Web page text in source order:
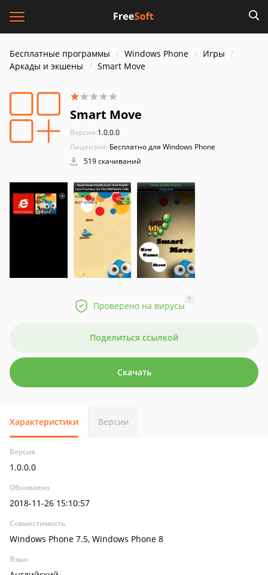
Бесплатные программы Windows Phone
Игры
Аркады и экшены
Smart Move
Smart Move
Версия:1.0.0.0
Лицензия: Бесплатно для Windows Phone
519 скачиваний
Проверено на вирусы
?
Поделиться ссылкой
Скачать
Характеристики Версии
Версия
1.0.0.0
Обновлено
2018-11-26 15:10:57
Совместимость
Windows Phone 7.5, Windows Phone 8
Язык